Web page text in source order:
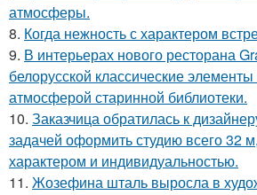
атмосферы.
8. Когда нежность с характером
9. В интерьерах нового ресторана
белорусской классические
атмосферой старинной библиотеки.
10. Заказчица обратилась к
задачей оформить студию всего 32
характером и индивидуальностью.
11. Жозефина шталь выросла в